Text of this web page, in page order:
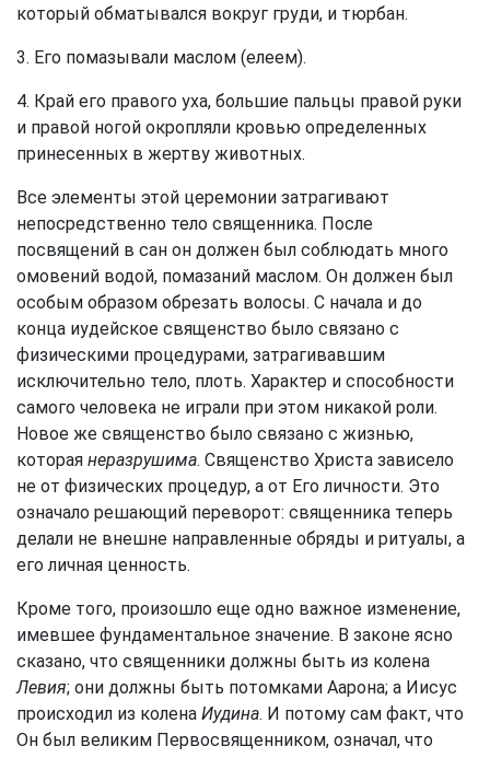
который обматывался вокруг груди, и тюрбан.
3. Его помазывали маслом (елеем).
4. Край его правого уха, большие пальцы правой руки
и правой ногой окропляли кровью определенных
принесенных в жертву животных.
Все элементы этой церемонии затрагивают
непосредственно тело священника. После
посвящений в сан он должен был соблюдать много
омовений водой, помазаний маслом. Он должен был
особым образом обрезать волосы. С начала и до
конца иудейское священство было связано с
физическими процедурами, затрагивавшим
исключительно тело, плоть. Характер и способности
самого человека не играли при этом никакой роли.
Новое же священство было связано с жизнью,
которая неразрушима. Священство Христа зависело
не от физических процедур, а от Его личности. Это
означало решающий переворот: священника теперь
делали не внешне направленные обряды и ритуалы, а
его личная ценность.
Кроме того, произошло еще одно важное изменение,
имевшее фундаментальное значение. В законе ясно
сказано, что священники должны быть из колена
Левия; они должны быть потомками Аарона; а Иисус
происходил из колена Иудина. И потому сам факт, что
Он был великим Первосвященником, означал, что